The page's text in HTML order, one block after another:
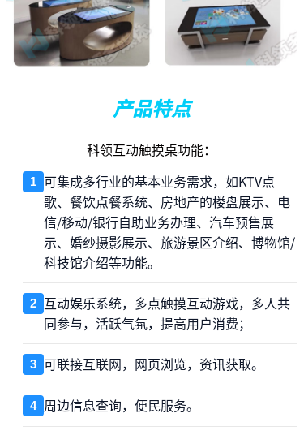
产品特点
科领互动触摸桌功能：
1 可集成多行业的基本业务需求，如KTV点
歌、餐饮点餐系统、房地产的楼盘展示、电
信/移动/银行自助业务办理、汽车预售展
示、婚纱摄影展示、旅游景区介绍、博物馆/
科技馆介绍等功能。
2 互动娱乐系统，多点触摸互动游戏，多人共
同参与，活跃气氛，提高用户消费；
3 可联接互联网，网页浏览，资讯获取。
4 周边信息查询，便民服务。